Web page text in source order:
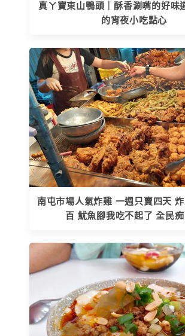
真ㄚ寶東山鴨頭｜酥香涮嘴的好味
的宵夜小吃點心
南屯市場人氣炸雞 一週只賣四天
百 魷魚腳我吃不起了 全民